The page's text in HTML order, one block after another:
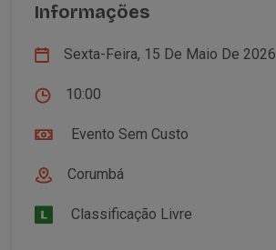
Informações
Sexta-Feira, 15 De Maio De 2026
10:00
Evento Sem Custo
Corumbá
Classificação Livre